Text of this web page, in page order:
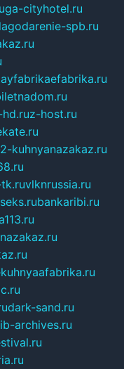
cityhotel.ru
spb.ru
z-host.ru
kuhnyanazakaz.ru
vlknrussia.ru
bankaribi.ru
dark-sand.ru
archives.ru